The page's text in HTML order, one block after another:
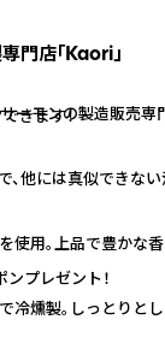
門店「Kaori」
ーモンの製造販売専
他には真似できな
用。上品で豊かな
燻製。しっとりと
きます！
プレゼント！